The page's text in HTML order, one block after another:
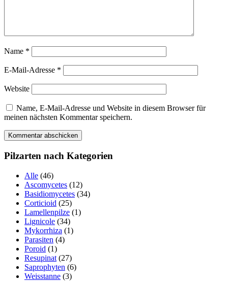
Name *
E-Mail-Adresse *
Website
Name, E-Mail-Adresse und Website in diesem Browser für
meinen nächsten Kommentar speichern.
Pilzarten nach Kategorien
Alle (46)
Ascomycetes (12)
Basidiomycetes (34)
Corticioid (25)
Lamellenpilze (1)
Lignicole (34)
Mykorrhiza (1)
Parasiten (4)
Poroid (1)
Resupinat (27)
Saprophyten (6)
Weisstanne (3)